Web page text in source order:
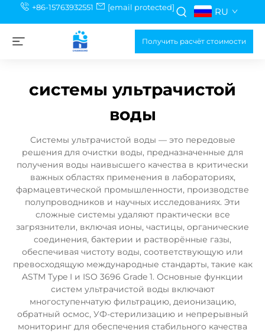
+86-15763932551 [email protected] RU
Получить расчёт стоимости
системы ультрачистой
воды
Системы ультрачистой воды — это передовые
решения для очистки воды, предназначенные для
получения воды наивысшего качества в критически
важных областях применения в лабораториях,
фармацевтической промышленности, производстве
полупроводников и научных исследованиях. Эти
сложные системы удаляют практически все
загрязнители, включая ионы, частицы, органические
соединения, бактерии и растворённые газы,
обеспечивая чистоту воды, соответствующую или
превосходящую международные стандарты, такие как
ASTM Type I и ISO 3696 Grade 1. Основные функции
систем ультрачистой воды включают
многоступенчатую фильтрацию, деионизацию,
обратный осмос, УФ-стерилизацию и непрерывный
мониторинг для обеспечения стабильного качества